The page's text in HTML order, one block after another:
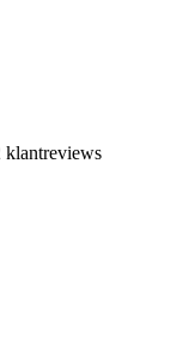
klantreviews